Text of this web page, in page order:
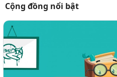
Cộng đồng nổi bật